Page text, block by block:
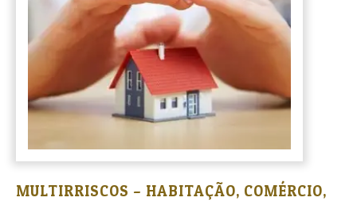
MULTIRRISCOS – HABITAÇÃO, COMÉRCIO,